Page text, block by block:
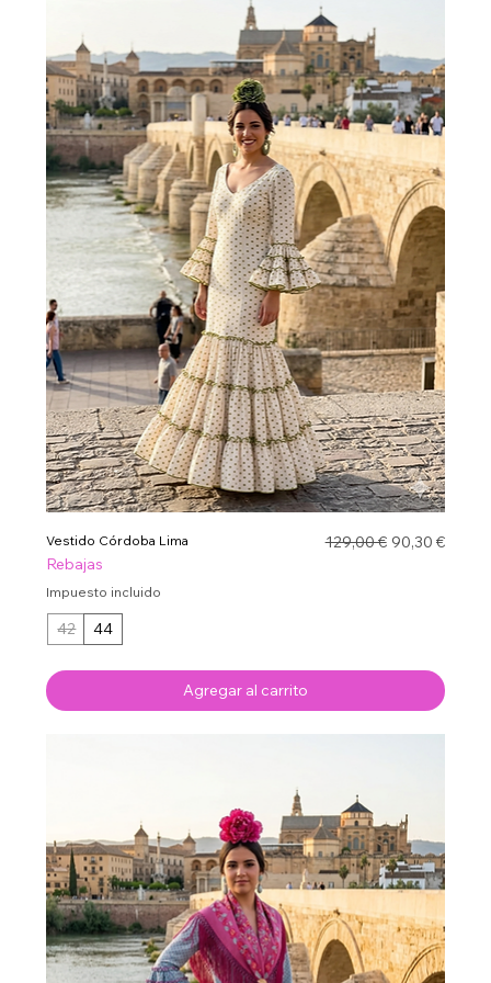
Vestido Córdoba Lima Precio
129,00 € Precio de
90,30 €
Rebajas
Impuesto incluido
42 44
Agregar al carrito